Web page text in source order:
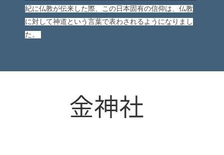
紀に仏教が伝来した際、この日本固有の信仰は、仏教
に対して神道という言葉で表わされるようになりまし
た。